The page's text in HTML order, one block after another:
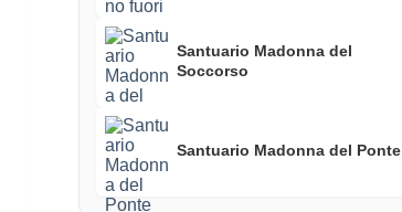
Santuario Madonna del
Soccorso
Santuario Madonna del Ponte